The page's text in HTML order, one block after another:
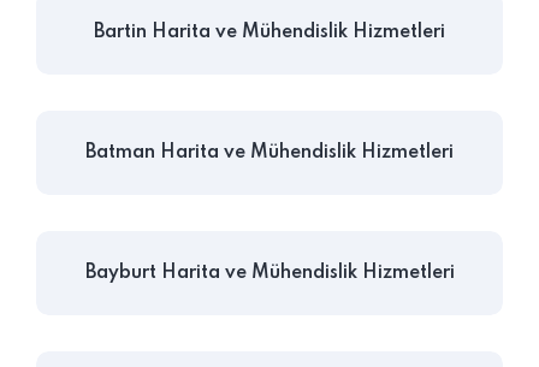
Bartin Harita ve Mühendislik Hizmetleri
Batman Harita ve Mühendislik Hizmetleri
Bayburt Harita ve Mühendislik Hizmetleri